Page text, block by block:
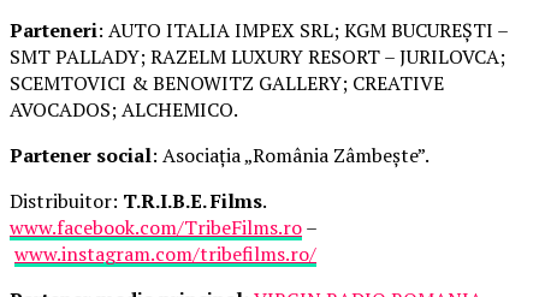
Parteneri: AUTO ITALIA IMPEX SRL; KGM BUCUREȘTI –
SMT PALLADY; RAZELM LUXURY RESORT – JURILOVCA;
SCEMTOVICI & BENOWITZ GALLERY; CREATIVE
AVOCADOS; ALCHEMICO.
Partener social: Asociația „România Zâmbește”.
Distribuitor: T.R.I.B.E. Films.
www.facebook.com/TribeFilms.ro–
www.instagram.com/tribefilms.ro/